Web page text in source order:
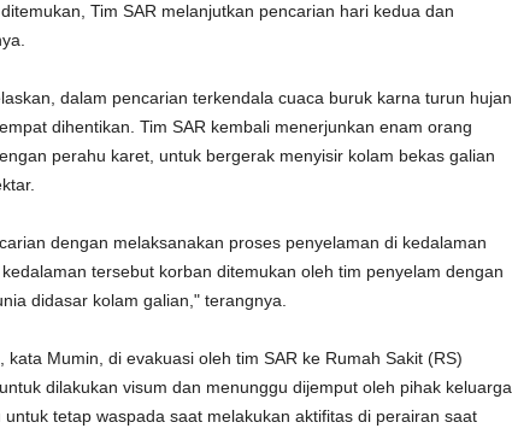
Tim SAR melanjutkan pencarian hari kedua dan
dalam pencarian terkendala cuaca buruk karna turun hujan
dihentikan. Tim SAR kembali menerjunkan enam orang
perahu karet, untuk bergerak menyisir kolam bekas galian
dengan melaksanakan proses penyelaman di kedalaman
tersebut korban ditemukan oleh tim penyelam dengan
didasar kolam galian," terangnya.
kata Mumin, di evakuasi oleh tim SAR ke Rumah Sakit (RS)
dilakukan visum dan menunggu dijemput oleh pihak keluarga.
tetap waspada saat melakukan aktifitas di perairan saat